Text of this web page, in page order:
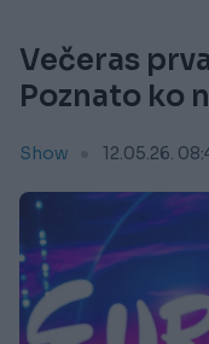
Večeras
Poznato ko
Show 12.05.26.